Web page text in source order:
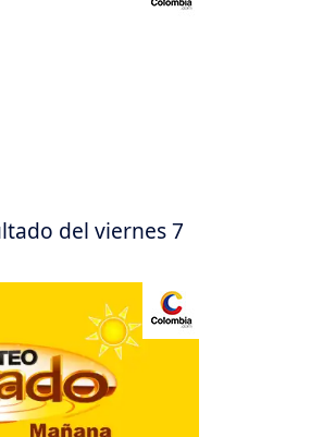
del viernes 7